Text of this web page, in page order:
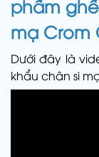
phẩm
mạ Crom
Dưới đây là
khẩu chân si